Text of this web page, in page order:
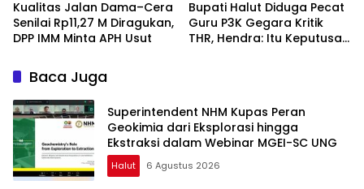
Kualitas Jalan Dama–Cera
Senilai Rp11,27 M Diragukan,
DPP IMM Minta APH Usut
Bupati Halut Diduga Pecat
Guru P3K Gegara Kritik
THR, Hendra: Itu Keputusan
Baca Juga
Superintendent NHM Kupas Peran
Geokimia dari Eksplorasi hingga
Ekstraksi dalam Webinar MGEI-SC UNG
Halut 6 Agustus 2026